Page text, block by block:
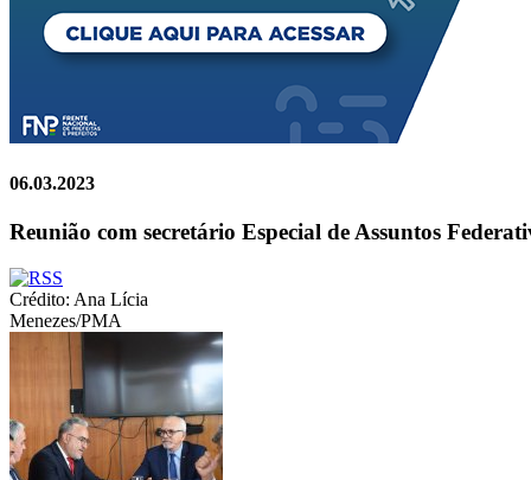
06.03.2023
Reunião com secretário Especial de Assuntos
Crédito: Ana Lícia
Menezes/PMA